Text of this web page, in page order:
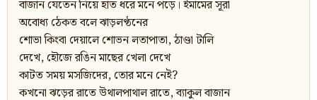
বাজান যেতেন নিয়ে হাত ধরে মনে পড়ে। ইমামের সূরা
অবোধ্য ঠেকত বলে ঝাড়লণ্ঠনের
শোভা কিংবা দেয়ালে শোভন লতাপাতা, ঠাণ্ডা টালি
দেখে, হৌজে রঙিন মাছের খেলা দেখে
কাটত সময় মসজিদের, তোর মনে নেই?
কখনো ঝড়ের রাতে উথালপাথাল রাতে, ব্যাকুল বাজান